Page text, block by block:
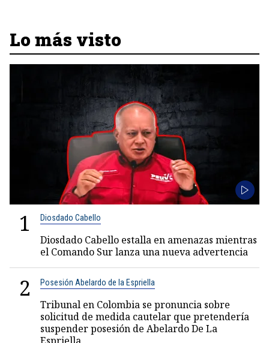
Lo más visto
1 Diosdado Cabello
Diosdado Cabello estalla en amenazas mientras
el Comando Sur lanza una nueva advertencia
2 Posesión Abelardo de la Espriella
Tribunal en Colombia se pronuncia sobre
solicitud de medida cautelar que pretendería
suspender posesión de Abelardo De La